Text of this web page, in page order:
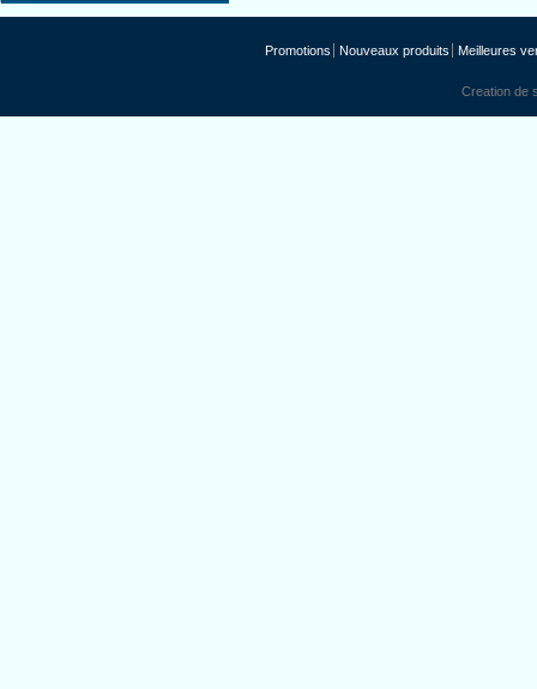
Promotions Nouveaux produits Meilleures
Creation de